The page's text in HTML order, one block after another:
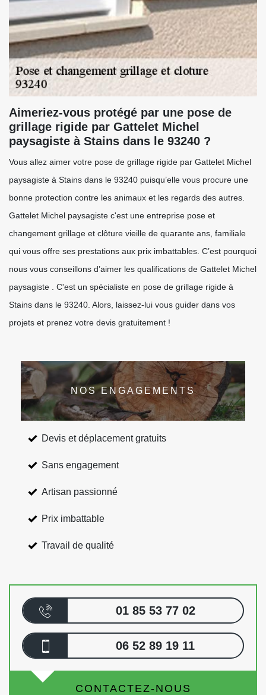
Aimeriez-vous protégé par une pose de
grillage rigide par Gattelet Michel
paysagiste à Stains dans le 93240 ?
Vous allez aimer votre pose de grillage rigide par Gattelet Michel
paysagiste à Stains dans le 93240 puisqu’elle vous procure une
bonne protection contre les animaux et les regards des autres.
Gattelet Michel paysagiste c'est une entreprise pose et
changement grillage et clôture vieille de quarante ans, familiale
qui vous offre ses prestations aux prix imbattables. C’est pourquoi
nous vous conseillons d’aimer les qualifications de Gattelet Michel
paysagiste . C'est un spécialiste en pose de grillage rigide à
Stains dans le 93240. Alors, laissez-lui vous guider dans vos
projets et prenez votre devis gratuitement !
NOS ENGAGEMENTS
Devis et déplacement gratuits
Sans engagement
Artisan passionné
Prix imbattable
Travail de qualité
01 85 53 77 02
06 52 89 19 11
CONTACTEZ-NOUS